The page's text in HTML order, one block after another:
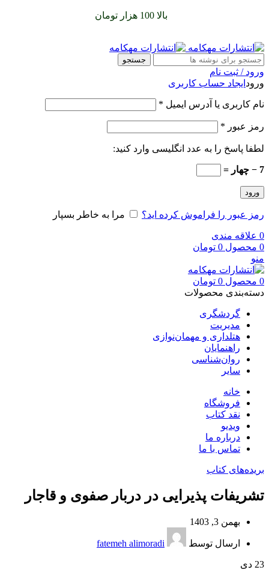
بالا 100 هزار تومان
جستجو
ورود / ثبت نام
ورود ایجاد حساب کاربری
نام کاربری یا آدرس ایمیل *
رمز عبور *
لطفا پاسخ را به عدد انگلیسی وارد کنید:
7 − چهار =
ورود
رمز عبور را فراموش کرده اید؟ مرا به خاطر بسپار
0 علاقه مندی
0 محصول 0 تومان
منو
0 محصول 0 تومان
دسته‌بندی محصولات
گردشگری
مدیریت
هتلداری و مهمان‌نوازی
راهنمایان
روان‌شناسی
سایر
خانه
فروشگاه
نقد کتاب
ویدیو
درباره‌ ما
تماس با ما
بریده‌های کتاب
تشریفات پذیرایی در دربار صفوی و قاجار
بهمن 3, 1403
ارسال توسط fatemeh alimoradi
23 دی